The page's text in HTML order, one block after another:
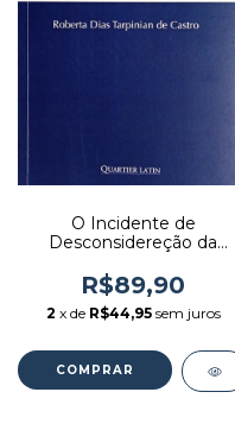
O Incidente de
Desconsidereção da
Autor: Roberta Dias
Tarpinian de Castro (2019)
[seminovo]
R$89,90
2 x de R$44,95 sem juros